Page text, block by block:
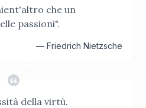
che un
passioni".
— Friedrich Nietzsche
della virtù.